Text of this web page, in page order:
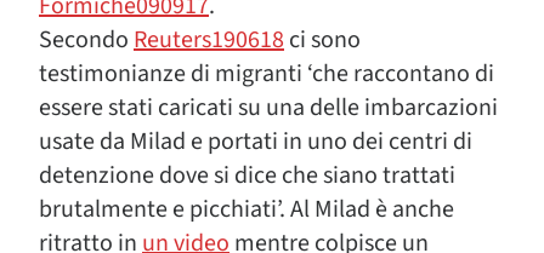
SecondoReuters190618ci sono
testimonianze di migranti ‘che raccontano di
essere stati caricati su una delle imbarcazioni
usate da Milad e portati in uno dei centri di
detenzione dove si dice che siano trattati
brutalmente e picchiati’. Al Milad è anche
ritratto inun videomentre colpisce un